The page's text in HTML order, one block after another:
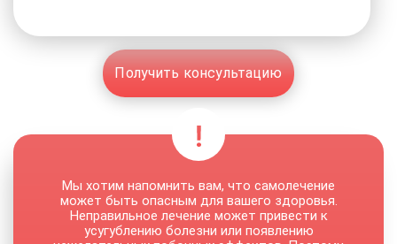
Получить консультацию
Мы хотим напомнить вам, что самолечение
может быть опасным для вашего здоровья.
Неправильное лечение может привести к
усугублению болезни или появлению